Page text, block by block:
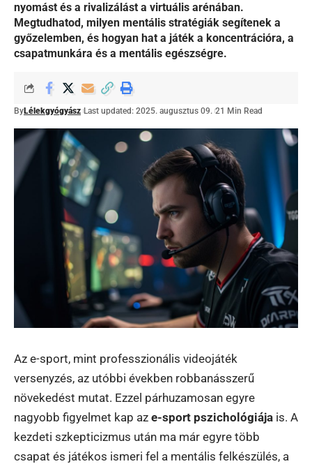
nyomást és a rivalizálást a virtuális arénában.
Megtudhatod, milyen mentális stratégiák segítenek a
győzelemben, és hogyan hat a játék a koncentrációra, a
csapatmunkára és a mentális egészségre.
ByLélekgyógyász Last updated: 2025. augusztus 09. 21 Min Read
Az e-sport, mint professzionális videojáték
versenyzés, az utóbbi években robbanásszerű
növekedést mutat. Ezzel párhuzamosan egyre
nagyobb figyelmet kap az e-sport pszichológiája is. A
kezdeti szkepticizmus után ma már egyre több
csapat és játékos ismeri fel a mentális felkészülés, a